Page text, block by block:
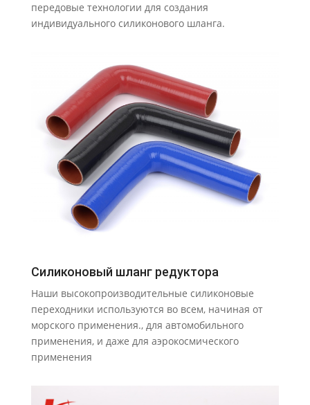
передовые технологии для создания
индивидуального силиконового шланга.
Силиконовый шланг редуктора
Наши высокопроизводительные силиконовые
переходники используются во всем, начиная от
морского применения., для автомобильного
применения, и даже для аэрокосмического
применения